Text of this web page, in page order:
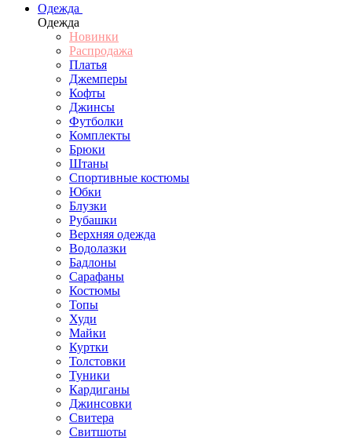
Одежда
Одежда
Новинки
Распродажа
Платья
Джемперы
Кофты
Джинсы
Футболки
Комплекты
Брюки
Штаны
Спортивные костюмы
Юбки
Блузки
Рубашки
Верхняя одежда
Водолазки
Бадлоны
Сарафаны
Костюмы
Топы
Худи
Майки
Куртки
Толстовки
Туники
Кардиганы
Джинсовки
Свитера
Свитшоты